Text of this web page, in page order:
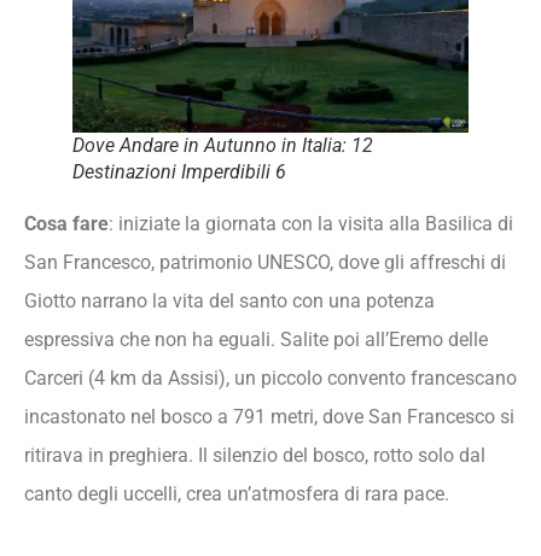
Dove Andare in Autunno in Italia: 12
Destinazioni Imperdibili 6
Cosa fare: iniziate la giornata con la visita alla Basilica di
San Francesco, patrimonio UNESCO, dove gli affreschi di
Giotto narrano la vita del santo con una potenza
espressiva che non ha eguali. Salite poi all’Eremo delle
Carceri (4 km da Assisi), un piccolo convento francescano
incastonato nel bosco a 791 metri, dove San Francesco si
ritirava in preghiera. Il silenzio del bosco, rotto solo dal
canto degli uccelli, crea un’atmosfera di rara pace.